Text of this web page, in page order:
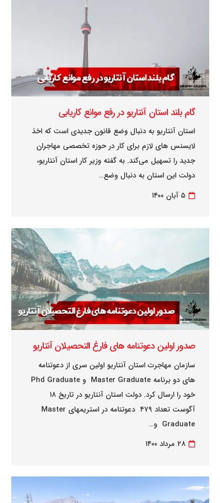
گام بلند استان آنتاریو در رفع موانع کاریابی
استان آنتاریو به دنبال وضع قانون جدیدی است که اخذ
لایسنس های لازم برای کار در حوزه تخصصی مهاجران
جدید را تسهیل می‌کند. به گفته وزیر کار استان آنتاریو،
دولت این استان به دنبال وضع…
۵ آبان ۱۴۰۰
صدور اولین دعوتنامه های فارغ التحصیلان آنتاریو
سازمان مهاجرت استان آنتاریو اولین سری از دعوتنامه
های دو برنامه Master Graduate و Phd Graduate
خود را ارسال کرد. دولت استان آنتاریو در تاریخ ۱۸
آگوست تعداد ۴۷۹ دعوتنامه در استریمهای Master
Graduate و…
۲۸ مرداد ۱۴۰۰